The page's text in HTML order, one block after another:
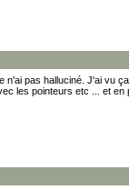
n'ai pas halluciné. J'ai vu
les pointeurs etc ... et